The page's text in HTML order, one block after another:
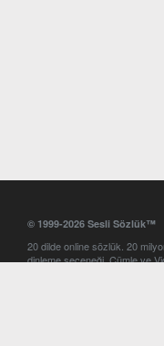
© 1999-2026 Sesli Sözlük™
20 dilde online sözlük. 20
dinleme seçeneği. Cümle ve